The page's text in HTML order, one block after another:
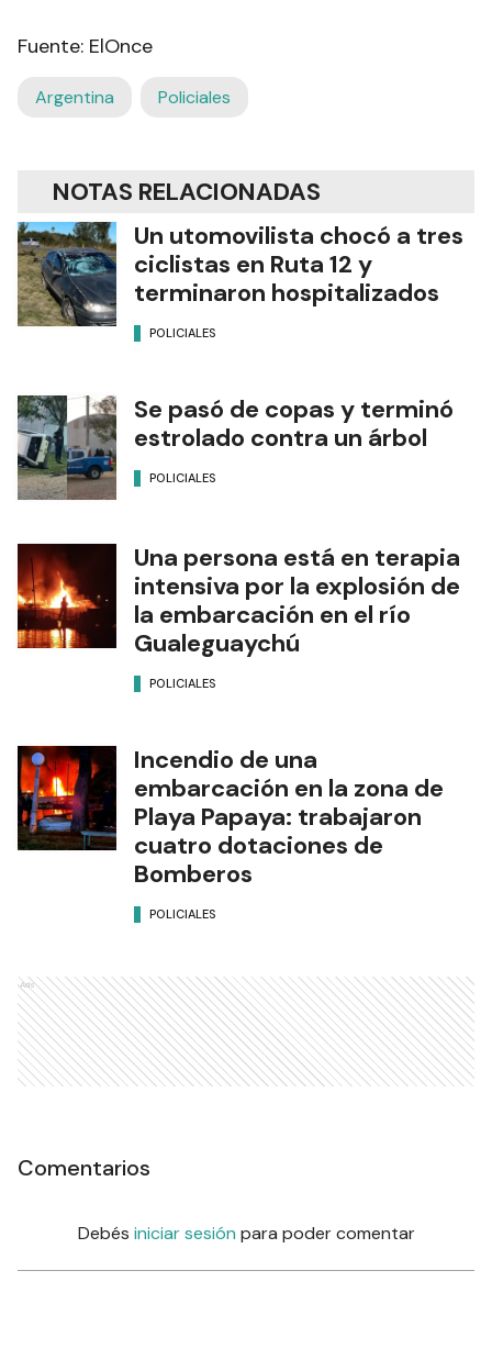
Fuente: ElOnce
Argentina Policiales
NOTAS RELACIONADAS
Un utomovilista chocó a tres
ciclistas en Ruta 12 y
terminaron hospitalizados
POLICIALES
Se pasó de copas y terminó
estrolado contra un árbol
POLICIALES
Una persona está en terapia
intensiva por la explosión de
la embarcación en el río
Gualeguaychú
POLICIALES
Incendio de una
embarcación en la zona de
Playa Papaya: trabajaron
cuatro dotaciones de
Bomberos
POLICIALES
Ads
Comentarios
Debés iniciar sesión para poder comentar